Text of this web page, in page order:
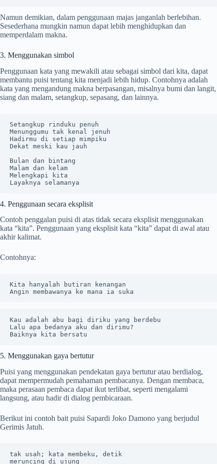
Namun demikian, dalam penggunaan majas janganlah berlebihan.
Sesederhana mungkin namun dapat lebih menghidupkan dan
memperdalam makna.
3. Menggunakan simbol
Penggunaan kata yang mewakili atau sebagai simbol dari kita, dapat
membantu puisi tentang kita menjadi lebih hidup. Contohnya adalah
kata yang mengandung makna berpasangan, misalnya bumi dan langit,
siang dan malam, setangkup, sepasang, dan lainnya.
Setangkup rinduku penuh
Menunggumu tak kenal jenuh
Hadirmu di setiap mimpiku
Dekat meski kau jauh
Bulan dan bintang
Malam dan kelam
Melengkapi kita
Layaknya selamanya
4. Penggunaan secara eksplisit
Contoh penggalan puisi di atas tidak secara eksplisit menggunakan
kata “kita”. Penggunaan yang eksplisit kata “kita” dapat di awal atau
akhir kalimat.
Contohnya:
Kita hanyalah butiran kenangan
Angin membawanya ke mana ia suka
Kau adalah abu bagi diriku yang berdebu
Lalu apa bedanya aku dan dirimu?
Baiknya kita bersatu
5. Menggunakan gaya bertutur
Puisi yang menggunakan pendekatan gaya bertutur atau berdialog,
dapat mempermudah pemahaman pembacanya. Dengan membaca,
maka perasaan pembaca dapat ikut terlibat, seperti mengalami
langsung, atau hadir di dialog pembicaraan.
Berikut ini contoh bait puisi Sapardi Joko Damono yang berjudul
Gerimis Jatuh.
tak usah; kata membeku, detik
meruncing di ujung